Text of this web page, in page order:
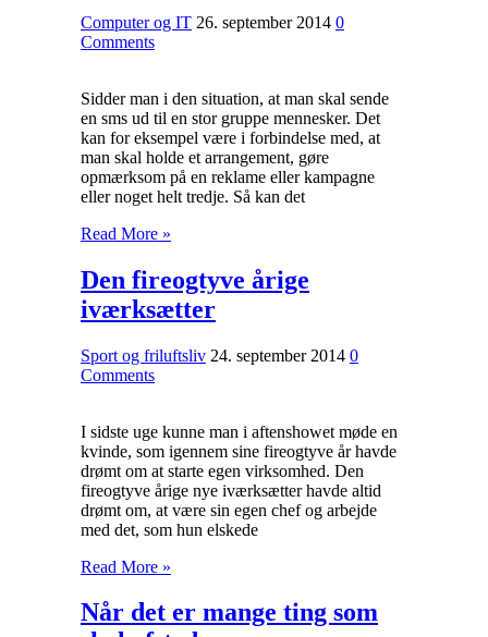
Computer og IT 26. september 2014 0
Comments
Sidder man i den situation, at man skal sende
en sms ud til en stor gruppe mennesker. Det
kan for eksempel være i forbindelse med, at
man skal holde et arrangement, gøre
opmærksom på en reklame eller kampagne
eller noget helt tredje. Så kan det
Read More »
Den fireogtyve årige
iværksætter
Sport og friluftsliv 24. september 2014 0
Comments
I sidste uge kunne man i aftenshowet møde en
kvinde, som igennem sine fireogtyve år havde
drømt om at starte egen virksomhed. Den
fireogtyve årige nye iværksætter havde altid
drømt om, at være sin egen chef og arbejde
med det, som hun elskede
Read More »
Når det er mange ting som